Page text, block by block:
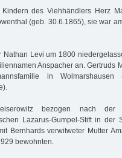
des Viehhändlers Herz
(geb. 30.6.1865), sie war
Nathan Levi um 1800
Anspacher an. Gertruds
in Wolmarshausen
bezogen nach der
Lazarus-Gumpel-Stift in der
Bernhards verwitweter Mutter
bewohnten.